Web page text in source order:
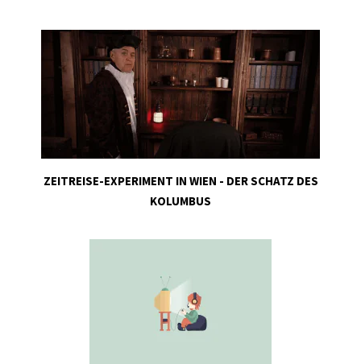
ZEITREISE-EXPERIMENT IN WIEN - DER SCHATZ DES
KOLUMBUS